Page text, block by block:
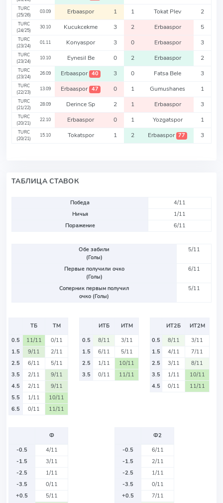
TURC
(25/26)
03.09 Erbaaspor 1 1 Tokat Plev 2
TURC
(24/25)
30.10 Kucukcekme 3 2 Erbaaspor 5
TURC
(23/24)
01.11 Konyaspor 3 0 Erbaaspor 3
TURC
(23/24)
10.10 Eynesil Be 0 2 Erbaaspor 2
TURC
(23/24)
26.09 Erbaaspor 40 3 0 Fatsa Bele 3
TURC
(22/23)
13.09 Erbaaspor 47 0 1 Gumushanes 1
TURC
(21/22)
28.09 Derince Sp 2 1 Erbaaspor 3
TURC
(20/21)
22.10 Erbaaspor 0 1 Yozgatspor 1
TURC
(20/21)
15.10 Tokatspor 1 2 Erbaaspor 77 3
ТАБЛИЦА СТАВОК
Победа
4/11
Ничья
1/11
Поражение
6/11
Обе забили
(Голы)
5/11
Первые получили очко
(Голы)
6/11
Соперник первым получил
очко (Голы)
5/11
ТБ
ТМ
0.5
11/11
0/11
1.5
9/11
2/11
2.5
6/11
5/11
3.5
2/11
9/11
4.5
2/11
9/11
5.5
1/11
10/11
6.5
0/11 11/11
ИТБ
ИТМ
0.5
8/11
3/11
1.5
6/11
5/11
2.5
1/11
10/11
3.5
0/11 11/11
ИТ2Б
ИТ2М
0.5
8/11
3/11
1.5
4/11
7/11
2.5
3/11
8/11
3.5
1/11
10/11
4.5
0/11 11/11
Ф
-0.5
4/11
-1.5
3/11
-2.5
1/11
-3.5
0/11
+0.5
5/11
Ф2
-0.5
6/11
-1.5
2/11
-2.5
1/11
-3.5
0/11
+0.5
7/11